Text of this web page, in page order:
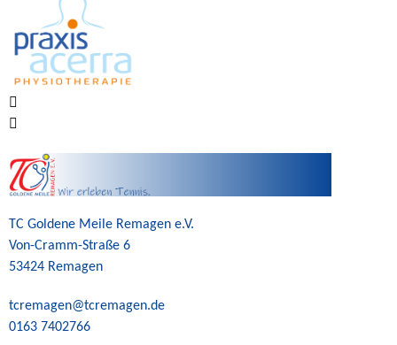
TC Goldene Meile Remagen e.V.
Von-Cramm-Straße 6
53424 Remagen
tcremagen@tcremagen.de
0163 7402766